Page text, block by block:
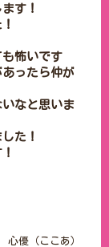
す！
怖いです
ったら仲が
なと思いま
た！
心優（ここあ）